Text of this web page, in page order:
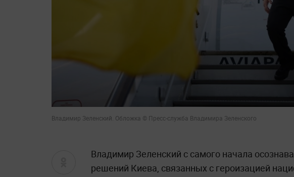
Владимир Зеленский. Обложка © Пресс-служба Владимира Зеленского
Владимир Зеленский с самого начала
решений Киева, связанных с героизацией